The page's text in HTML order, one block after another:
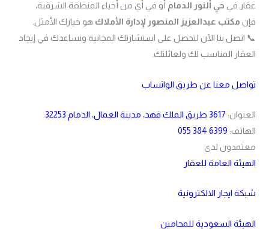
عقار في حي ألنور الدمام أو في أي من أحياء المنطقة الشرقية،
فإن مكتب عبدالعزيز المنصور لإدارة الأملاك هو خيارك الأمثل.
📞 اتصل بنا الآن لتحصل على استشارتك المجانية ونساعدك في إيجاد
العقار المناسب لك ولعائلتك.
تواصل معنا عن طريق الواتساب
العنوان: 3617 طريق الملك فهد، مدينة العمال، الدمام 32253
الهاتف: 055 384 6399
معتمدون لدى
الهيئة العامة للعقار
شبكة ايجار الالكترونية
الهيئة السعودية للمحامين